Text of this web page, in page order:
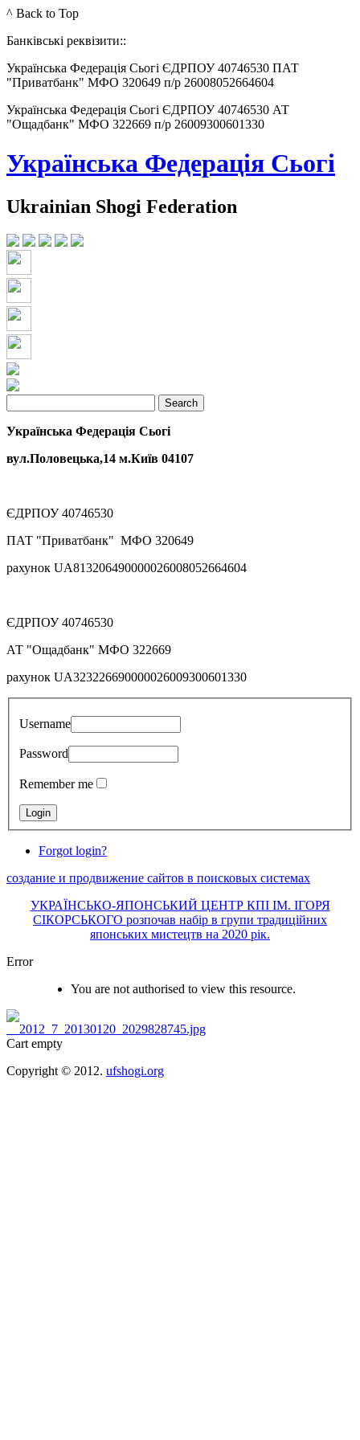
^ Back to Top
Банківські реквізити::
Українська Федерація Сьогі ЄДРПОУ 40746530 ПАТ
"Приватбанк" МФО 320649 п/р 26008052664604
Українська Федерація Сьогі ЄДРПОУ 40746530 АТ
"Ощадбанк" МФО 322669 п/р 26009300601330
Українська Федерація Сьогі
Ukrainian Shogi Federation
Українська Федерація Сьогі
вул.Половецька,14 м.Київ 04107
ЄДРПОУ 40746530
ПАТ "Приватбанк" МФО 320649
рахунок UA813206490000026008052664604
ЄДРПОУ 40746530
АТ "Ощадбанк" МФО 322669
рахунок UA323226690000026009300601330
Username
Password
Remember me
Forgot login?
создание и продвижение сайтов в поисковых системах
УКРАЇНСЬКО-ЯПОНСЬКИЙ ЦЕНТР КПІ ІМ. ІГОРЯ
СІКОРСЬКОГО розпочав набір в групи традиційних
японських мистецтв на 2020 рік.
Error
You are not authorised to view this resource.
Cart empty
Copyright © 2012. ufshogi.org